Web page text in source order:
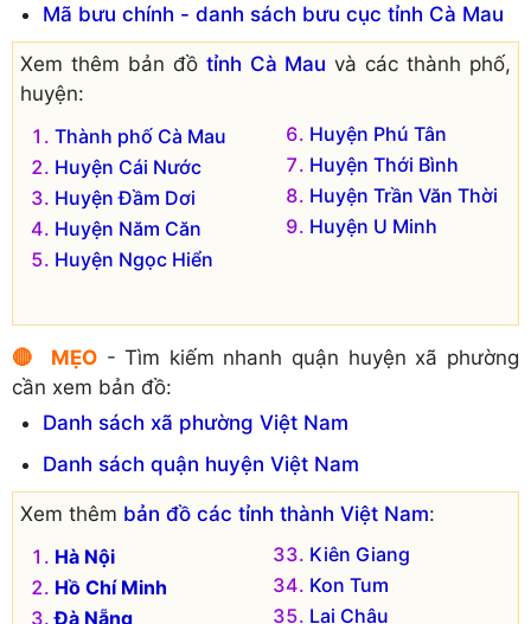
Mã bưu chính - danh sách bưu cục tỉnh Cà Mau
Xem thêm bản đồ tỉnh Cà Mau và các thành phố,
huyện:
Thành phố Cà Mau
Huyện Cái Nước
Huyện Đầm Dơi
Huyện Năm Căn
Huyện Ngọc Hiển
Huyện Phú Tân
Huyện Thới Bình
Huyện Trần Văn Thời
Huyện U Minh
🔴 MẸO- Tìm kiếm nhanh quận huyện xã phường
cần xem bản đồ:
Danh sách xã phường Việt Nam
Danh sách quận huyện Việt Nam
Xem thêm bản đồ các tỉnh thành Việt Nam:
Hà Nội
Hồ Chí Minh
Đà Nẵng
Kiên Giang
Kon Tum
Lai Châu